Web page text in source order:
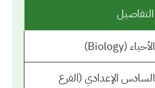
التفاصيل
الأحياء (Biology)
السادس الإعدادي (الفرع